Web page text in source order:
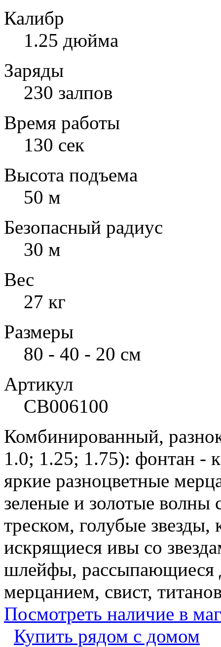
Калибр
1.25 дюйма
Заряды
230 залпов
Время работы
130 сек
Высота подъема
50 м
Безопасный радиус
30 м
Вес
27 кг
Размеры
80 - 40 - 20 см
Артикул
СВ006100
Комбинированный,
1.0; 1.25; 1.75): фонтан -
яркие разноцветные
зеленые и золотые
треском, голубые звезды,
искрящиеся ивы со
шлейфы, рассыпающиеся
мерцанием, свист,
Посмотреть наличие в
Купить рядом с домом